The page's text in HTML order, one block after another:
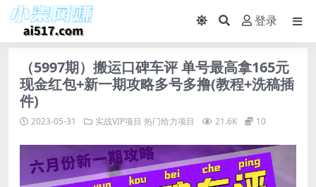
登录
（5997期）搬运口碑车评 单号最高拿165元
现金红包+新一期攻略多号多撸(教程+洗稿插
件)
2023-05-31 实战VIP项目 热门给力项目 21.6K 10